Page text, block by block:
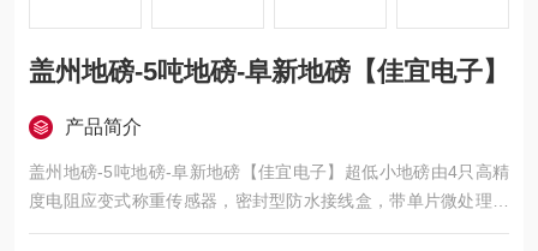
盖州地磅-5吨地磅-阜新地磅【佳宜电子】
产品简介
盖州地磅-5吨地磅-阜新地磅【佳宜电子】超低小地磅由4只高精
度电阻应变式称重传感器，密封型防水接线盒，带单片微处理器
的称重显示仪表及钢结构称重秤台组成。超低台面结构，高度35-